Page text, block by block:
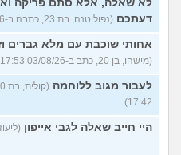
לא שאלה, אלא סתם פריקה
דעתכם (נפוליטנה, בת 23, כתבה ב-03/08/26 18:04)
אחותי שוכבת עם מלא גברים
(מישהו, בן 20, כתב ב-03/08/26 17:53)
לעבור מגוב ללוחמה
17:42)
היי חייב שאלה לגבי אייפון (ליעוז, בן 28, כתב